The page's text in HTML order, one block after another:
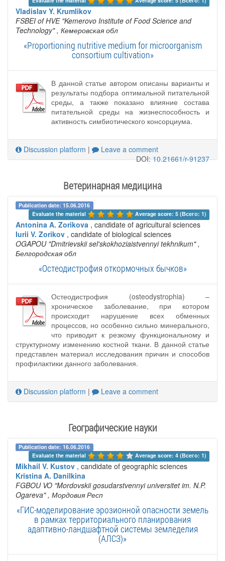
Vladislav Y. Krumlikov
FSBEI of HVE "Kemerovo Institute of Food Science and
Technology" , Кемеровская обл
«Proportioning nutritive medium for microorganism
consortium cultivation»
В данной статье автором описаны варианты и
результаты подбора оптимальной питательной
среды, а также показано влияние состава
питательной среды на жизнеспособность и
активность симбиотического консорциума.
Discussion platform |
Leave a comment
DOI:10.21661/r-91237
Ветеринарная медицина
Publication date: 15.06.2016
Evaluate the material
Average score: 5 (Всего: 1)
Antonina A. Zorikova , candidate of agricultural sciences
Iurii V. Zorikov , candidate of biological sciences
OGAPOU "Dmitrievskii sel'skokhoziaistvennyi tekhnikum" ,
Белгородская обл
«Остеодистрофия откормочных бычков»
Остеодистрофия (osteodystrophia) –
хроническое заболевание, при котором
происходит нарушение всех обменных
процессов, но особенно сильно минерального,
что приводит к резкому функциональному и
структурному изменению костной ткани. В данной статье
представлен материал исследования причин и способов
профилактики данного заболевания.
Discussion platform | Leave a comment
Географические науки
Publication date: 16.06.2016
Evaluate the material
Average score: 4 (Всего: 1)
Mikhail V. Kustov , candidate of geographic sciences
Kristina A. Danilkina
FGBOU VO "Mordovskii gosudarstvennyi universitet im. N.P.
Ogareva" , Мордовия Респ
«ГИС-моделирование эрозионной опасности земель
в рамках территориального планирования
адаптивно-ландшафтной системы земледелия
(АЛСЗ)»